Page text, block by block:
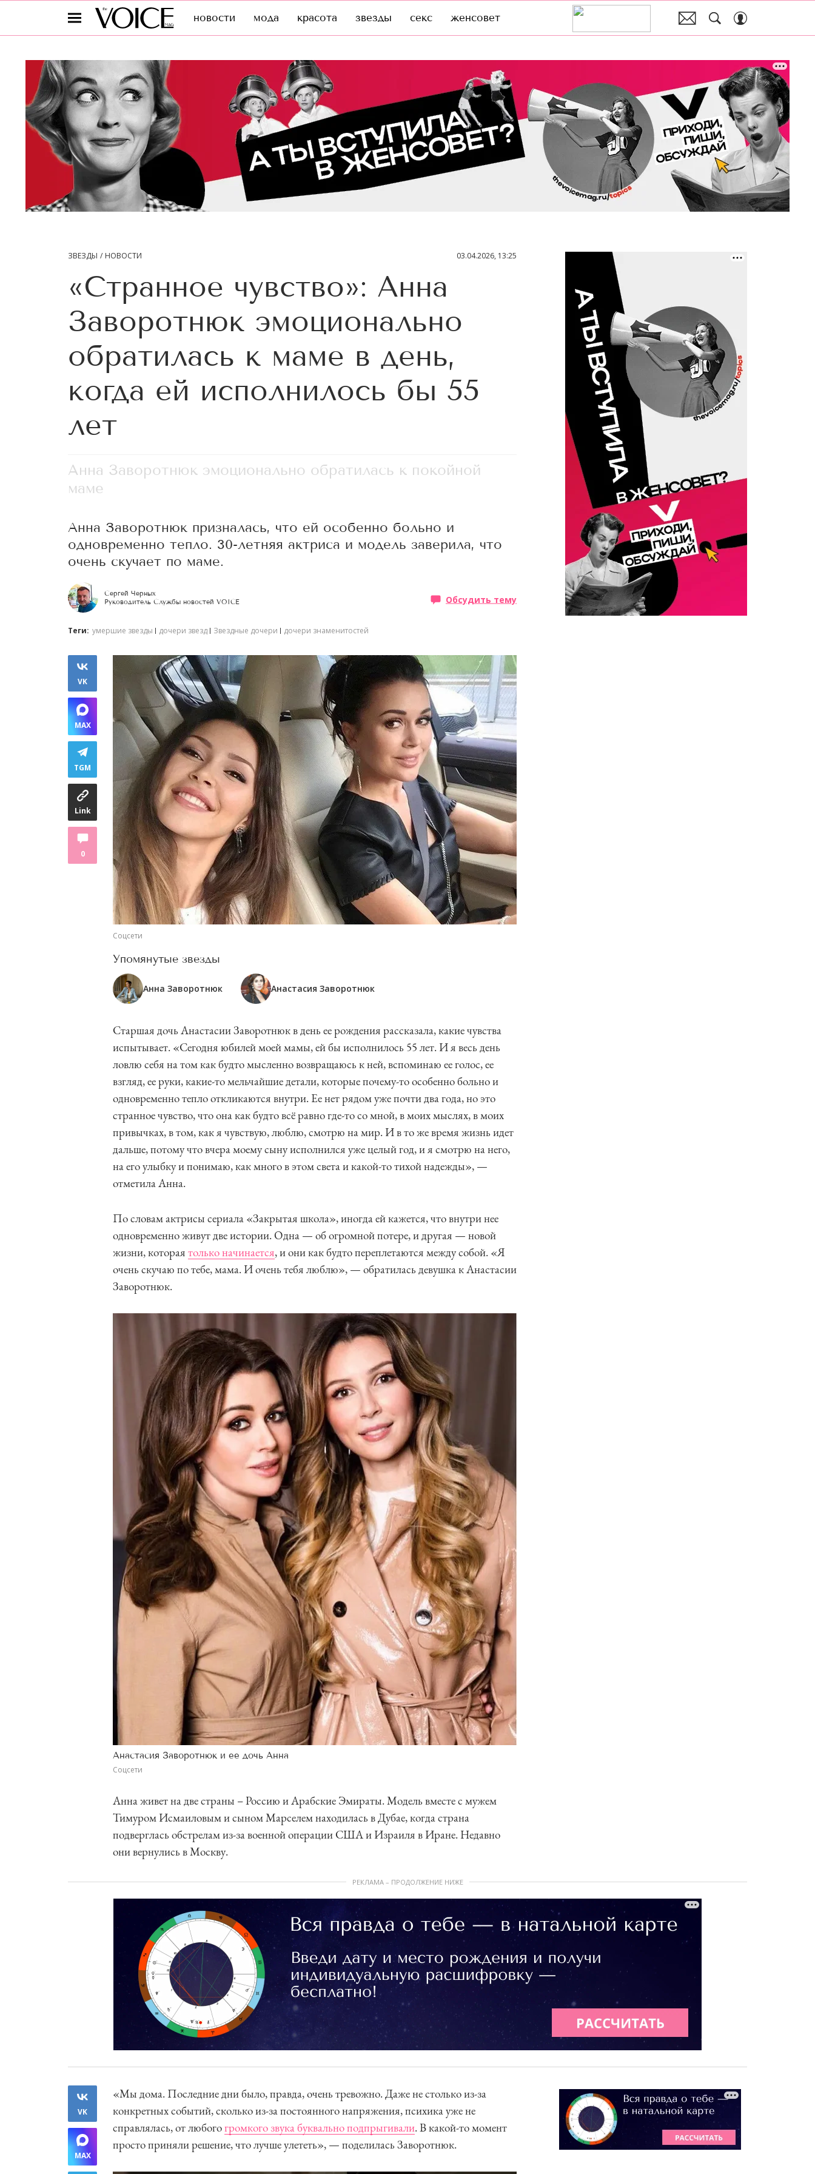
новости мода красота звезды секс женсовет
ЗВЕЗДЫ НОВОСТИ 03.04.2026, 13:25
«Странное чувство»: Анна
Заворотнюк эмоционально
обратилась к маме в день,
когда ей исполнилось бы 55
лет
Анна Заворотнюк эмоционально обратилась к покойной
маме
Анна Заворотнюк призналась, что ей особенно больно и
одновременно тепло. 30-летняя актриса и модель заверила, что
очень скучает по маме.
Сергей Черных
Руководитель Службы новостей VOICE
Обсудить тему
Теги: умершие звезды дочери звезд Звездные дочери дочери знаменитостей
VK
MAX
TGM
Link
0
Соцсети
Упомянутые звезды
Анна Заворотнюк Анастасия Заворотнюк
Старшая дочь Анастасии Заворотнюк в день ее рождения рассказала, какие чувства
испытывает. «Сегодня юбилей моей мамы, ей бы исполнилось 55 лет. И я весь день
ловлю себя на том как будто мысленно возвращаюсь к ней, вспоминаю ее голос, ее
взгляд, ее руки, какие-то мельчайшие детали, которые почему-то особенно больно и
одновременно тепло откликаются внутри. Ее нет рядом уже почти два года, но это
странное чувство, что она как будто всё равно где-то со мной, в моих мыслях, в моих
привычках, в том, как я чувствую, люблю, смотрю на мир. И в то же время жизнь идет
дальше, потому что вчера моему сыну исполнился уже целый год, и я смотрю на него,
на его улыбку и понимаю, как много в этом света и какой-то тихой надежды», —
отметила Анна.
По словам актрисы сериала «Закрытая школа», иногда ей кажется, что внутри нее
одновременно живут две истории. Одна — об огромной потере, и другая — новой
жизни, которая только начинается, и они как будто переплетаются между собой. «Я
очень скучаю по тебе, мама. И очень тебя люблю», — обратилась девушка к Анастасии
Заворотнюк.
Анастасия Заворотнюк и ее дочь Анна
Соцсети
Анна живет на две страны – Россию и Арабские Эмираты. Модель вместе с мужем
Тимуром Исмаиловым и сыном Марселем находилась в Дубае, когда страна
подверглась обстрелам из-за военной операции США и Израиля в Иране. Недавно
они вернулись в Москву.
РЕКЛАМА – ПРОДОЛЖЕНИЕ НИЖЕ
VK
MAX
«Мы дома. Последние дни было, правда, очень тревожно. Даже не столько из-за
конкретных событий, сколько из-за постоянного напряжения, психика уже не
справлялась, от любогогромкого звука буквально подпрыгивали. В какой-то момент
просто приняли решение, что лучше улететь», — поделилась Заворотнюк.